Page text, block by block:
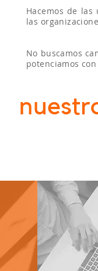
Hacemos de
las
No buscamos
potenciamos